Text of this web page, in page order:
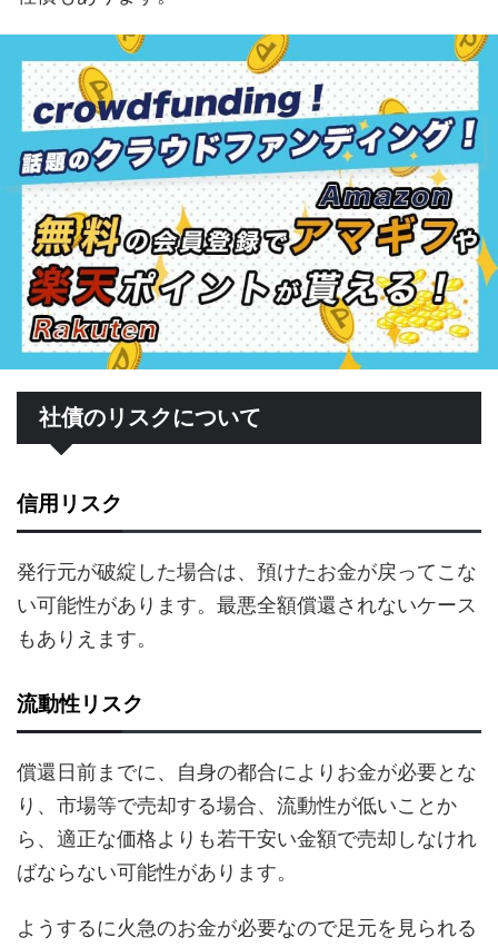
社債のリスクについて
信用リスク
発行元が破綻した場合は、預けたお金が戻ってこな
い可能性があります。最悪全額償還されないケース
もありえます。
流動性リスク
償還日前までに、自身の都合によりお金が必要とな
り、市場等で売却する場合、流動性が低いことか
ら、適正な価格よりも若干安い金額で売却しなけれ
ばならない可能性があります。
ようするに火急のお金が必要なので足元を見られる